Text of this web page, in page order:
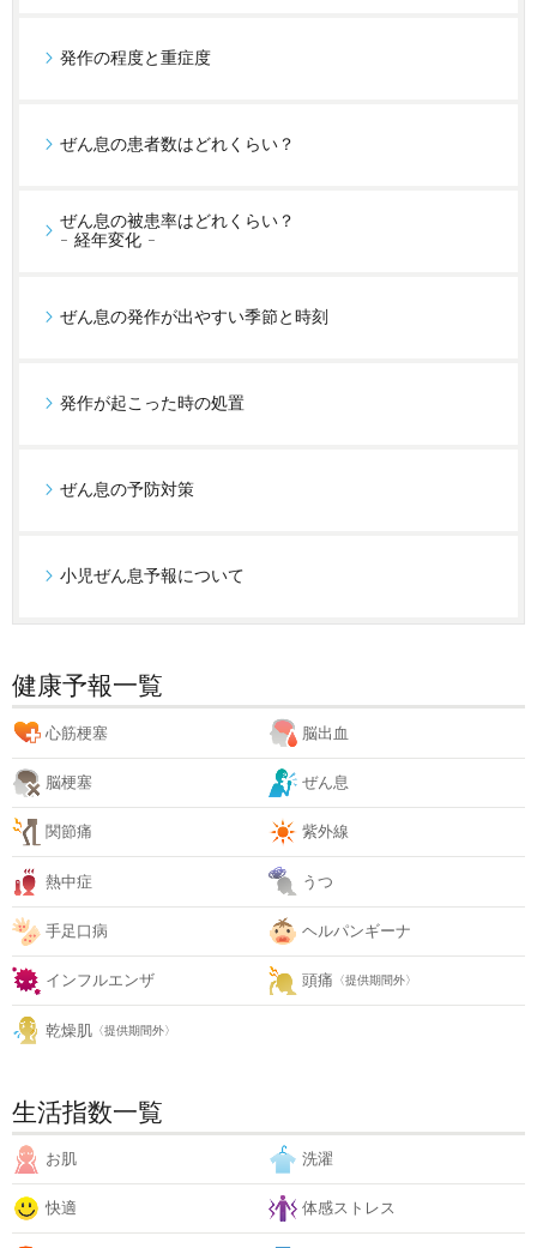
発作の程度と重症度
ぜん息の患者数はどれくらい？
ぜん息の被患率はどれくらい？
- 経年変化 -
ぜん息の発作が出やすい季節と時刻
発作が起こった時の処置
ぜん息の予防対策
小児ぜん息予報について
健康予報一覧
心筋梗塞 脳出血
脳梗塞 ぜん息
関節痛 紫外線
熱中症 うつ
手足口病 ヘルパンギーナ
インフルエンザ 頭痛 〈提供期間外〉
乾燥肌 〈提供期間外〉
生活指数一覧
お肌 洗濯
快適 体感ストレス